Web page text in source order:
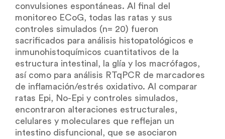
convulsiones espontáneas. Al final del
monitoreo ECoG, todas las ratas y sus
controles simulados (n= 20) fueron
sacrificados para análisis histopatológicos e
inmunohistoquímicos cuantitativos de la
estructura intestinal, la glía y los macrófagos,
así como para análisis RTqPCR de marcadores
de inflamación/estrés oxidativo. Al comparar
ratas Epi, No-Epi y controles simulados,
encontraron alteraciones estructurales,
celulares y moleculares que reflejan un
intestino disfuncional, que se asociaron